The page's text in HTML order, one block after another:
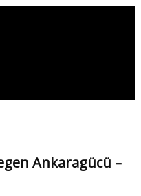
Ankaragücü –